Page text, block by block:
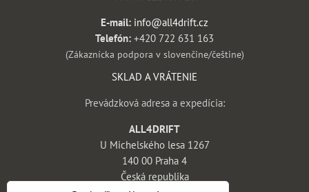
E-mail: info@all4drift.cz
Telefón: +420 722 631 163
(Zákaznícka podpora v slovenčine/češtine)
SKLAD A VRÁTENIE
Prevádzková adresa a expedícia:
ALL4DRIFT
U Michelského lesa 1267
140 00 Praha 4
Česká republika